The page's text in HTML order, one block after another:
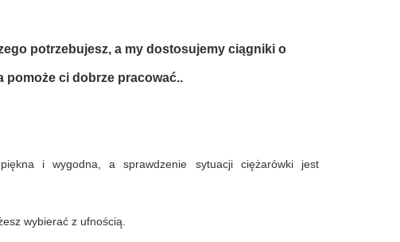
potrzebujesz, a my dostosujemy ciągniki o
ci dobrze pracować..
i wygodna, a sprawdzenie sytuacji ciężarówki jest
wybierać z ufnością.